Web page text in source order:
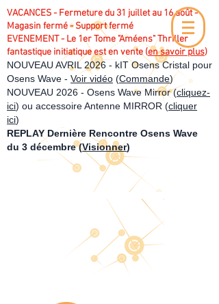
VACANCES - Fermeture du 31 juillet au 16 août -
Magasin fermé - Support fermé
EVENEMENT - Le 1er Tome "Améens" Thriller
fantastique initiatique est en vente (en savoir plus)
NOUVEAU AVRIL 2026 - kIT Osens Cristal pour
Osens Wave - Voir vidéo (Commande)
NOUVEAU 2026 - Osens Wave Mirror (cliquez-
ici) ou accessoire Antenne MIRROR (cliquer
ici)
REPLAY Dernière Rencontre Osens Wave
du 3 décembre (Visionner)